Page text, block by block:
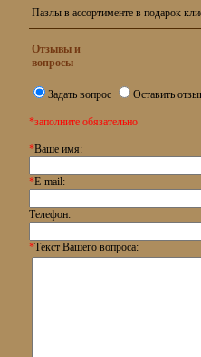
Пазлы в ассортименте в подарок
Отзывы и
вопросы
Задать вопрос Оставить
*заполните обязательно
*Ваше имя:
*E-mail:
Телефон:
*Текст Вашего вопроса: